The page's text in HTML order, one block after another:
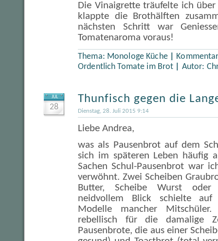
Die Vinaigrette träufelte ich
klappte die Brothälften
nächsten Schritt war
Tomatenaroma voraus!
Thema: Monologe Küche
Ordentlich Tomate im Brot
Autor:
JUL
28
Thunfisch gegen die
Dienstag, 28. Juli 2015 9:14
Liebe Andrea,
was als Pausenbrot auf dem
sich im späteren Leben häufig
Sachen Schul-Pausenbrot war
verwöhnt. Zwei Scheiben
Butter, Scheibe Wurst
neidvollem Blick schielte auf
Modelle mancher
rebellisch für die damalige
Pausenbrote, die aus einer